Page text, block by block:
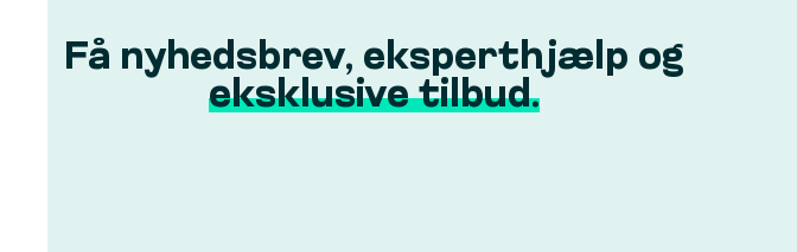
Få nyhedsbrev, eksperthjælp og
eksklusive tilbud.